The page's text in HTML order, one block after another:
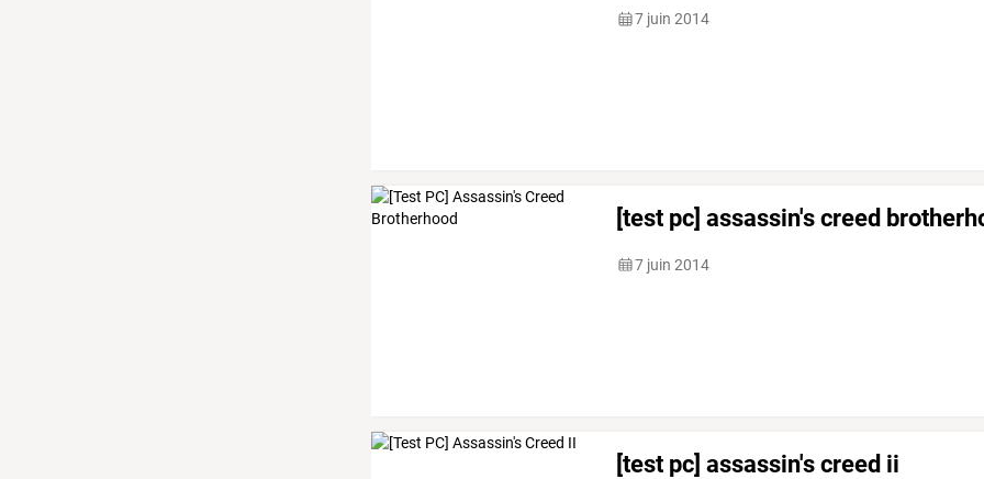
7 juin 2014
[test pc] assassin's creed
7 juin 2014
[test pc] assassin's creed ii